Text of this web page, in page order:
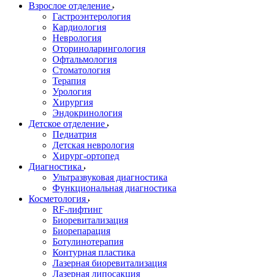
Взрослое отделение
Гастроэнтерология
Кардиология
Неврология
Оториноларингология
Офтальмология
Стоматология
Терапия
Урология
Хирургия
Эндокринология
Детское отделение
Педиатрия
Детская неврология
Хирург-ортопед
Диагностика
Ультразвуковая диагностика
Функциональная диагностика
Косметология
RF-лифтинг
Биоревитализация
Биорепарация
Ботулинотерапия
Контурная пластика
Лазерная биоревитализация
Лазерная липосакция